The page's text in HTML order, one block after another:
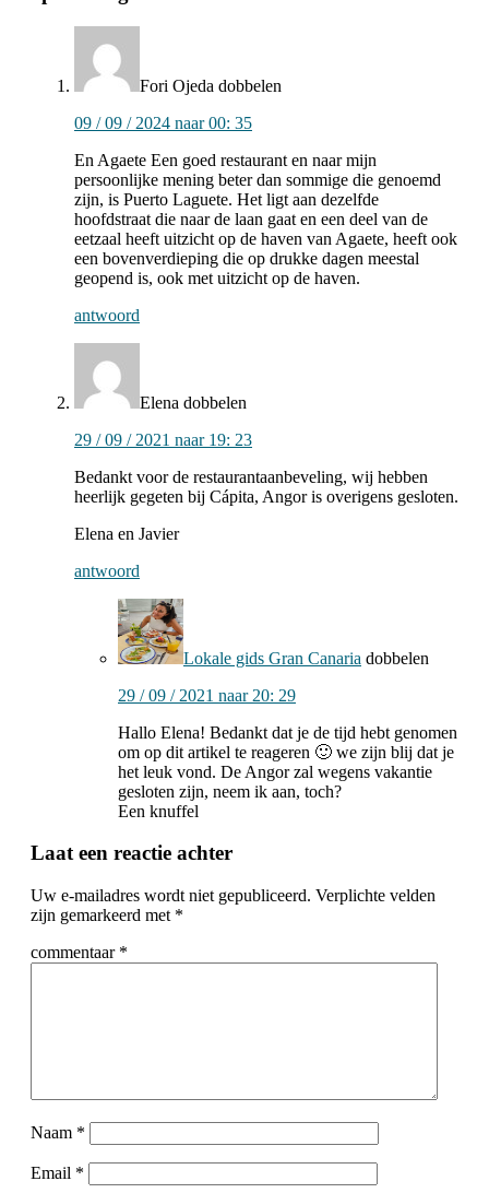
lezers
Fori Ojeda dobbelen
09 / 09 / 2024 naar 00: 35
En Agaete Een goed restaurant en naar mijn
persoonlijke mening beter dan sommige die genoemd
zijn, is Puerto Laguete. Het ligt aan dezelfde
hoofdstraat die naar de laan gaat en een deel van de
eetzaal heeft uitzicht op de haven van Agaete, heeft ook
een bovenverdieping die op drukke dagen meestal
geopend is, ook met uitzicht op de haven.
antwoord
Elena dobbelen
29 / 09 / 2021 naar 19: 23
Bedankt voor de restaurantaanbeveling, wij hebben
heerlijk gegeten bij Cápita, Angor is overigens gesloten.
Elena en Javier
antwoord
Lokale gids Gran Canaria dobbelen
29 / 09 / 2021 naar 20: 29
Hallo Elena! Bedankt dat je de tijd hebt genomen
om op dit artikel te reageren 🙂 we zijn blij dat je
het leuk vond. De Angor zal wegens vakantie
gesloten zijn, neem ik aan, toch?
Een knuffel
Laat een reactie achter
Uw e-mailadres wordt niet gepubliceerd. Verplichte velden
zijn gemarkeerd met *
commentaar *
Naam *
Email *